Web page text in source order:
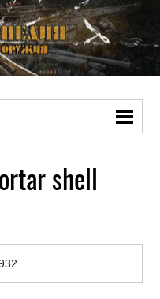
shell